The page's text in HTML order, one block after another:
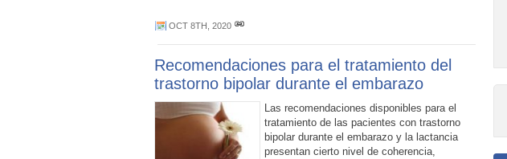
OCT 8TH, 2020
Recomendaciones para el tratamiento del
trastorno bipolar durante el embarazo
Las recomendaciones disponibles para el
tratamiento de las pacientes con trastorno
bipolar durante el embarazo y la lactancia
presentan cierto nivel de coherencia,